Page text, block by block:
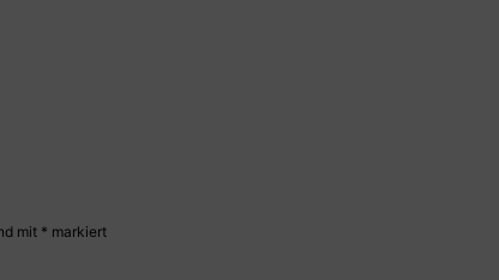
mit * markiert